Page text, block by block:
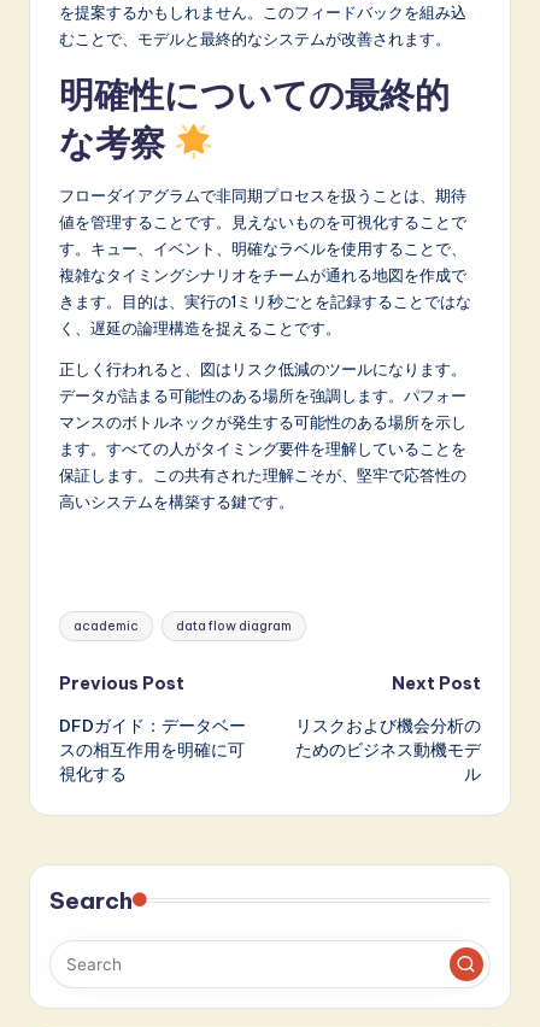
を提案するかもしれません。このフィードバックを組み込
むことで、モデルと最終的なシステムが改善されます。
明確性についての最終的
な考察
フローダイアグラムで非同期プロセスを扱うことは、期待
値を管理することです。見えないものを可視化することで
す。キュー、イベント、明確なラベルを使用することで、
複雑なタイミングシナリオをチームが通れる地図を作成で
きます。目的は、実行の1ミリ秒ごとを記録することではな
く、遅延の論理構造を捉えることです。
正しく行われると、図はリスク低減のツールになります。
データが詰まる可能性のある場所を強調します。パフォー
マンスのボトルネックが発生する可能性のある場所を示し
ます。すべての人がタイミング要件を理解していることを
保証します。この共有された理解こそが、堅牢で応答性の
高いシステムを構築する鍵です。
Tags:
academic data flow diagram
Post
navigation
Previous Post
DFDガイド：データベー
スの相互作用を明確に可
視化する
Next Post
リスクおよび機会分析の
ためのビジネス動機モデ
ル
Search